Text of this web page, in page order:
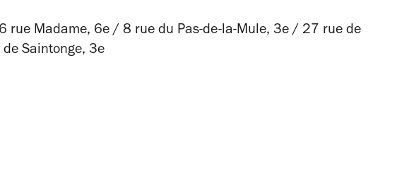
rue Madame, 6e / 8 rue du Pas-de-la-Mule, 3e / 27 rue de
Saintonge, 3e